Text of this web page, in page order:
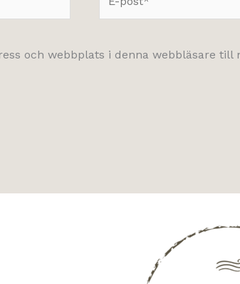
post*
och webbplats i denna webbläsare till